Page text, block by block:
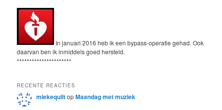
In januari 2016 heb ik een bypass-operatie gehad. Ook
daarvan ben ik inmiddels goed hersteld.
**********************
RECENTE REACTIES
miekequiltopMaandag met muziek